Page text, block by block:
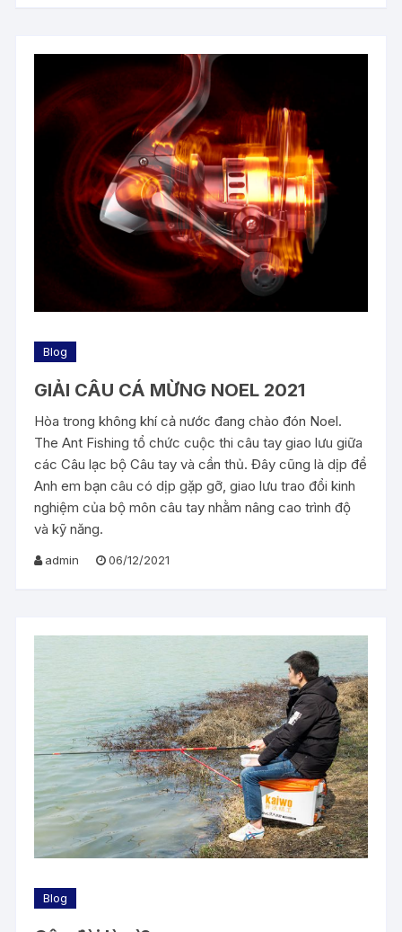
Blog
GIẢI CÂU CÁ MỪNG NOEL 2021
Hòa trong không khí cả nước đang chào đón Noel.
The Ant Fishing tổ chức cuộc thi câu tay giao lưu giữa
các Câu lạc bộ Câu tay và cần thủ. Đây cũng là dịp để
Anh em bạn câu có dịp gặp gỡ, giao lưu trao đổi kinh
nghiệm của bộ môn câu tay nhằm nâng cao trình độ
và kỹ năng.
admin 06/12/2021
Blog